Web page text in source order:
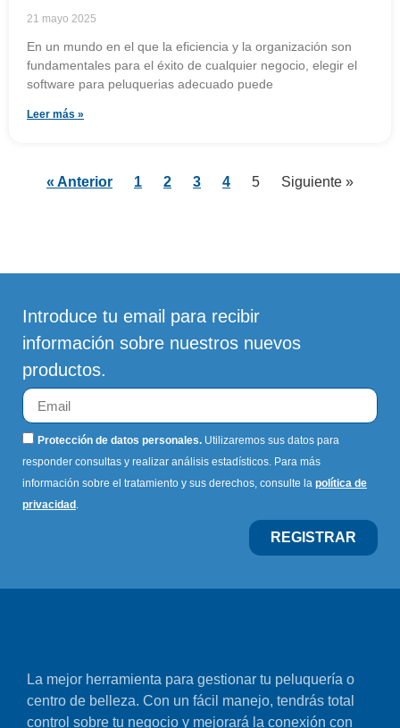
21 mayo 2025
En un mundo en el que la eficiencia y la organización son
fundamentales para el éxito de cualquier negocio, elegir el
software para peluquerias adecuado puede
Leer más »
« Anterior 1 2 3 4 5 Siguiente »
Introduce tu email para recibir
información sobre nuestros nuevos
productos.
Protección de datos personales. Utilizaremos sus datos para
responder consultas y realizar análisis estadísticos. Para más
información sobre el tratamiento y sus derechos, consulte la política de
privacidad .
REGISTRAR
La mejor herramienta para gestionar tu peluquería o
centro de belleza. Con un fácil manejo, tendrás total
control sobre tu negocio y mejorará la conexión con